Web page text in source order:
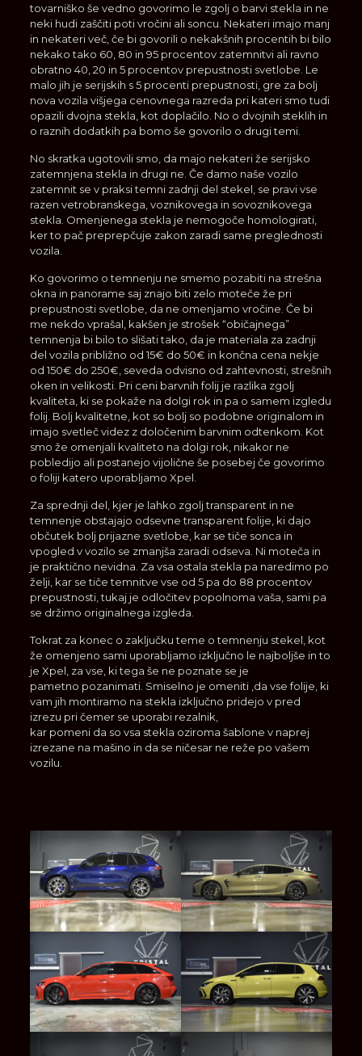
tovarniško še vedno govorimo le zgolj o barvi stekla in ne
neki hudi zaščiti poti vročini ali soncu. Nekateri imajo manj
in nekateri več, če bi govorili o nekakšnih procentih bi bilo
nekako tako 60, 80 in 95 procentov zatemnitvi ali ravno
obratno 40, 20 in 5 procentov prepustnosti svetlobe. Le
malo jih je serijskih s 5 procenti prepustnosti, gre za bolj
nova vozila višjega cenovnega razreda pri kateri smo tudi
opazili dvojna stekla, kot doplačilo. No o dvojnih steklih in
o raznih dodatkih pa bomo še govorilo o drugi temi.
No skratka ugotovili smo, da majo nekateri že serijsko
zatemnjena stekla in drugi ne. Če damo naše vozilo
zatemnit se v praksi temni zadnji del stekel, se pravi vse
razen vetrobranskega, voznikovega in sovoznikovega
stekla. Omenjenega stekla je nemogoče homologirati,
ker to pač preprepčuje zakon zaradi same preglednosti
vozila.
Ko govorimo o temnenju ne smemo pozabiti na strešna
okna in panorame saj znajo biti zelo moteče že pri
prepustnosti svetlobe, da ne omenjamo vročine. Če bi
me nekdo vprašal, kakšen je strošek “običajnega”
temnenja bi bilo to slišati tako, da je materiala za zadnji
del vozila približno od 15€ do 50€ in končna cena nekje
od 150€ do 250€, seveda odvisno od zahtevnosti, strešnih
oken in velikosti. Pri ceni barvnih folij je razlika zgolj
kvaliteta, ki se pokaže na dolgi rok in pa o samem izgledu
folij. Bolj kvalitetne, kot so bolj so podobne originalom in
imajo svetleč videz z določenim barvnim odtenkom. Kot
smo že omenjali kvaliteto na dolgi rok, nikakor ne
pobledijo ali postanejo vijolične še posebej če govorimo
o foliji katero uporabljamo Xpel.
Za sprednji del, kjer je lahko zgolj transparent in ne
temnenje obstajajo odsevne transparent folije, ki dajo
občutek bolj prijazne svetlobe, kar se tiče sonca in
vpogled v vozilo se zmanjša zaradi odseva. Ni moteča in
je praktično nevidna. Za vsa ostala stekla pa naredimo po
želji, kar se tiče temnitve vse od 5 pa do 88 procentov
prepustnosti, tukaj je odločitev popolnoma vaša, sami pa
se držimo originalnega izgleda.
Tokrat za konec o zaključku teme o temnenju stekel, kot
že omenjeno sami uporabljamo izključno le najboljše in to
je Xpel, za vse, ki tega še ne poznate se je
pametno pozanimati. Smiselno je omeniti ,da vse folije, ki
vam jih montiramo na stekla izključno pridejo v pred
izrezu pri čemer se uporabi rezalnik,
kar pomeni da so vsa stekla oziroma šablone v naprej
izrezane na mašino in da se ničesar ne reže po vašem
vozilu.